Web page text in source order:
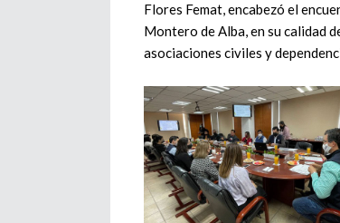
Flores Femat, encabezó el
Montero de Alba, en su calidad
asociaciones civiles y